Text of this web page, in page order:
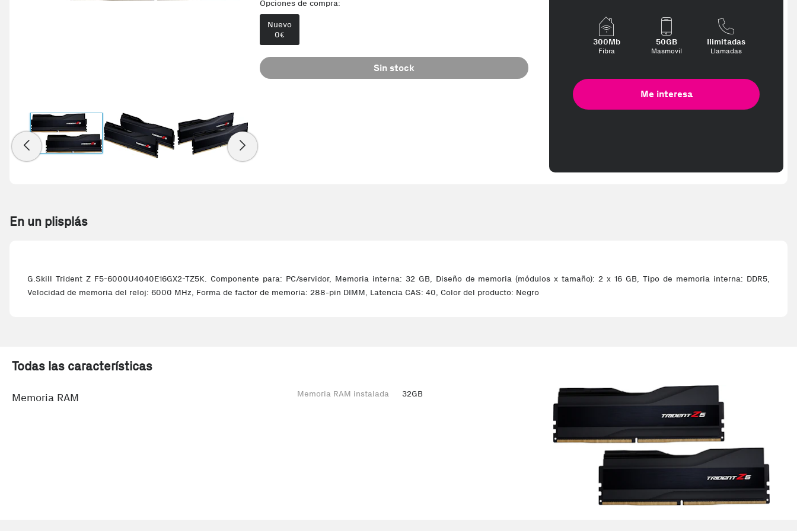
Opciones de compra:
Nuevo
0€
Sin stock
300Mb
Fibra
50GB
Masmovil
Ilimitadas
Llamadas
Me interesa
En un plisplás
G.Skill Trident Z F5-6000U4040E16GX2-TZ5K. Componente para: PC/servidor, Memoria interna: 32 GB, Diseño de memoria (módulos x tamaño): 2 x 16 GB, Tipo de memoria interna: DDR5,
Velocidad de memoria del reloj: 6000 MHz, Forma de factor de memoria: 288-pin DIMM, Latencia CAS: 40, Color del producto: Negro
Todas las características
Memoria RAM Memoria RAM instalada 32GB